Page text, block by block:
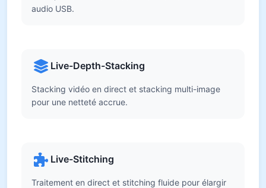
audio USB.
Live-Depth-Stacking
Stacking vidéo en direct et stacking multi-image
pour une netteté accrue.
Live-Stitching
Traitement en direct et stitching fluide pour élargir